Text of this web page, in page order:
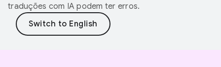
traduções com IA podem ter erros.